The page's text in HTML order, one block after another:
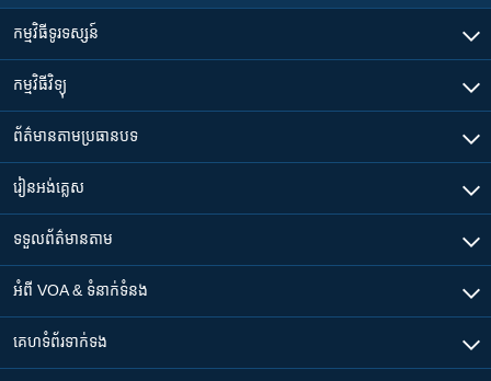
កម្មវិធី​ទូរទស្សន៍
កម្មវិធី​វិទ្យុ
ព័ត៌មាន​តាមប្រធានបទ​
រៀន​​អង់គ្លេស
ទទួល​ព័ត៌មាន​តាម
អំពី​ VOA & ទំនាក់ទំនង
គេហទំព័រ​​ទាក់ទង